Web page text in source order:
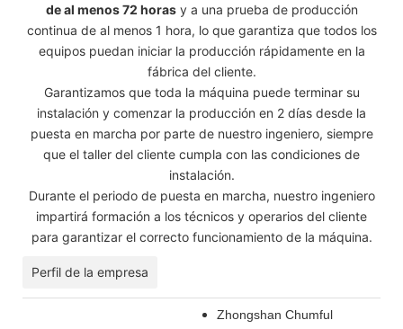
de al menos 72 horasy a una prueba de producción
continua de al menos 1 hora, lo que garantiza que todos los
equipos puedan iniciar la producción rápidamente en la
fábrica del cliente.
Garantizamos que toda la máquina puede terminar su
instalación y comenzar la producción en 2 días desde la
puesta en marcha por parte de nuestro ingeniero, siempre
que el taller del cliente cumpla con las condiciones de
instalación.
Durante el periodo de puesta en marcha, nuestro ingeniero
impartirá formación a los técnicos y operarios del cliente
para garantizar el correcto funcionamiento de la máquina.
Perfil de la empresa
Zhongshan Chumful